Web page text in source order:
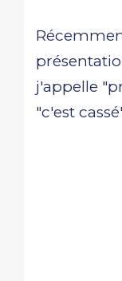
j'appelle
"c'est